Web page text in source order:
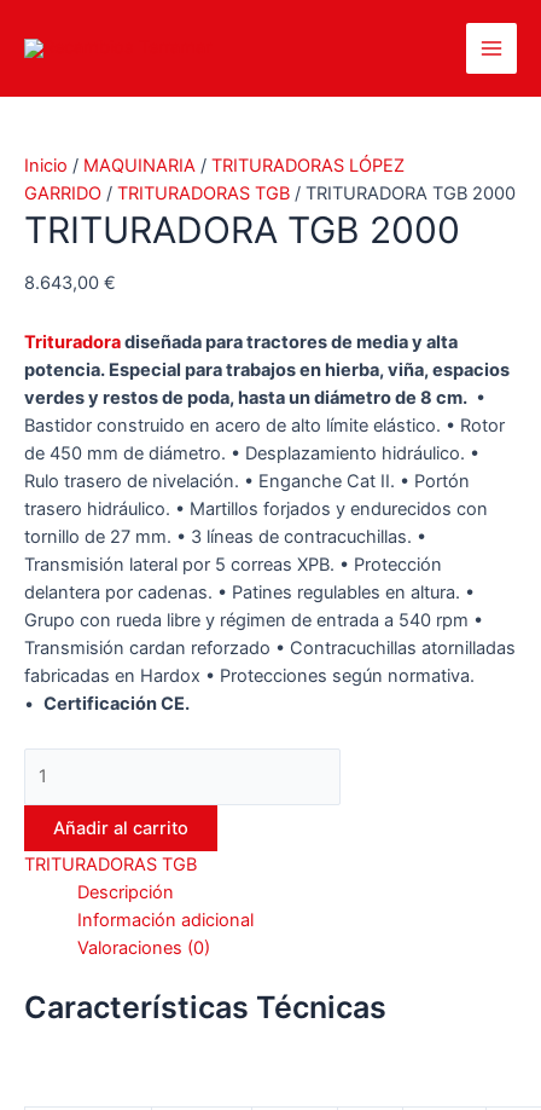
Main
Inicio / MAQUINARIA / TRITURADORAS LÓPEZ
GARRIDO / TRITURADORAS TGB / TRITURADORA TGB 2000
TRITURADORA TGB 2000
8.643,00 €
Trituradoradiseñada para tractores de media y alta
potencia. Especial para trabajos en hierba, viña, espacios
verdes y restos de poda, hasta un diámetro de 8 cm. •
Bastidor construido en acero de alto límite elástico. • Rotor
de 450 mm de diámetro. • Desplazamiento hidráulico. •
Rulo trasero de nivelación. • Enganche Cat II. • Portón
trasero hidráulico. • Martillos forjados y endurecidos con
tornillo de 27 mm. • 3 líneas de contracuchillas. •
Transmisión lateral por 5 correas XPB. • Protección
delantera por cadenas. • Patines regulables en altura. •
Grupo con rueda libre y régimen de entrada a 540 rpm •
Transmisión cardan reforzado • Contracuchillas atornilladas
fabricadas en Hardox • Protecciones según normativa.
• Certificación CE.
TGB
2000
Añadir al carrito
TRITURADORAS TGB
Descripción
Información adicional
Valoraciones (0)
Características Técnicas